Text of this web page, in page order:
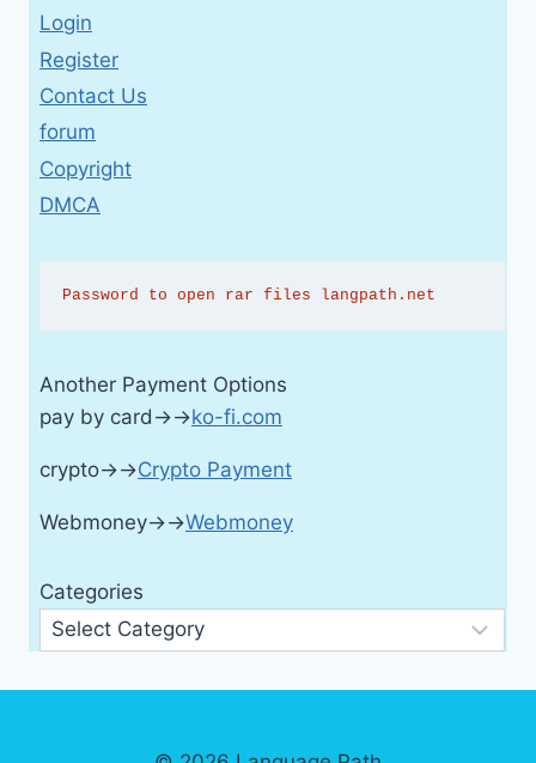
Login
Register
Contact Us
forum
Copyright
DMCA
Password to open rar files langpath.net
Another Payment Options
pay by card→→ko-fi.com
crypto→→Crypto Payment
Webmoney→→Webmoney
Categories